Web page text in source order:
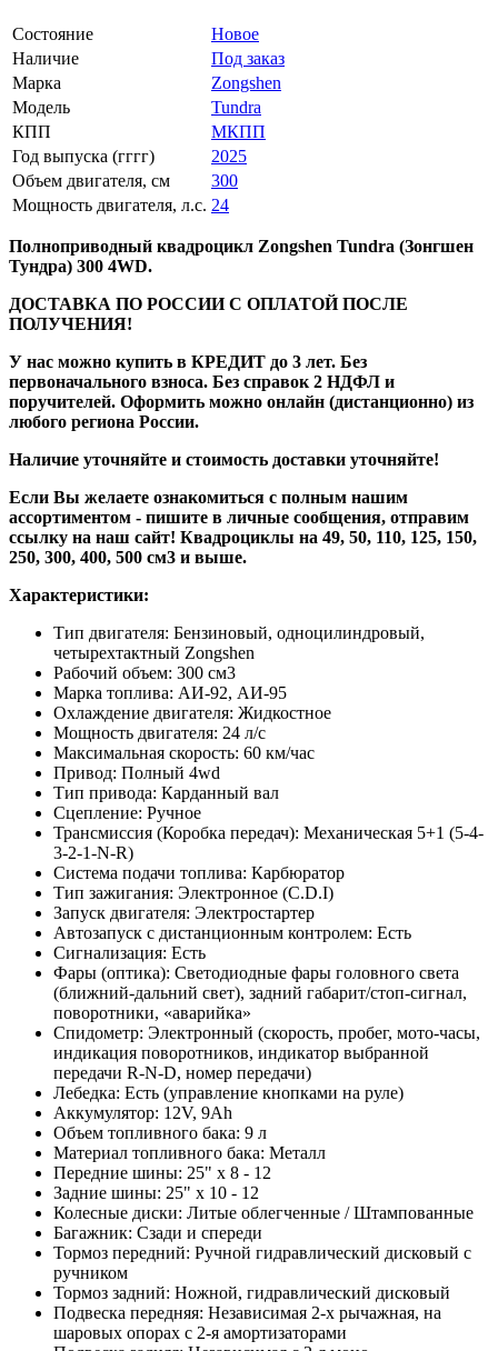
Состояние
Новое
Наличие
Под заказ
Марка
Zongshen
Модель
Tundra
КПП
МКПП
Год выпуска (гггг)
2025
Объем двигателя, см
300
Мощность двигателя, л.с. 24
Полноприводный квадроцикл Zongshen Tundra (Зонгшен
Тундра) 300 4WD.
ДОСТАВКА ПО РОССИИ С ОПЛАТОЙ ПОСЛЕ
ПОЛУЧЕНИЯ!
У нас можно купить в КРЕДИТ до 3 лет. Без
первоначального взноса. Без справок 2 НДФЛ и
поручителей. Оформить можно онлайн (дистанционно) из
любого региона России.
Наличие уточняйте и стоимость доставки уточняйте!
Если Вы желаете ознакомиться с полным нашим
ассортиментом - пишите в личные сообщения, отправим
ссылку на наш сайт! Квадроциклы на 49, 50, 110, 125, 150,
250, 300, 400, 500 см3 и выше.
Характеристики:
Тип двигателя: Бензиновый, одноцилиндровый,
четырехтактный Zongshen
Рабочий объем: 300 см3
Марка топлива: АИ-92, АИ-95
Охлаждение двигателя: Жидкостное
Мощность двигателя: 24 л/с
Максимальная скорость: 60 км/час
Привод: Полный 4wd
Тип привода: Карданный вал
Сцепление: Ручное
Трансмиссия (Коробка передач): Механическая 5+1 (5-4-
3-2-1-N-R)
Система подачи топлива: Карбюратор
Тип зажигания: Электронное (C.D.I)
Запуск двигателя: Электростартер
Автозапуск с дистанционным контролем: Есть
Сигнализация: Есть
Фары (оптика): Светодиодные фары головного света
(ближний-дальний свет), задний габарит/стоп-сигнал,
поворотники, «аварийка»
Спидометр: Электронный (скорость, пробег, мото-часы,
индикация поворотников, индикатор выбранной
передачи R-N-D, номер передачи)
Лебедка: Есть (управление кнопками на руле)
Аккумулятор: 12V, 9Ah
Объем топливного бака: 9 л
Материал топливного бака: Металл
Передние шины: 25" x 8 - 12
Задние шины: 25" x 10 - 12
Колесные диски: Литые облегченные / Штампованные
Багажник: Сзади и спереди
Тормоз передний: Ручной гидравлический дисковый с
ручником
Тормоз задний: Ножной, гидравлический дисковый
Подвеска передняя: Независимая 2-х рычажная, на
шаровых опорах с 2-я амортизаторами